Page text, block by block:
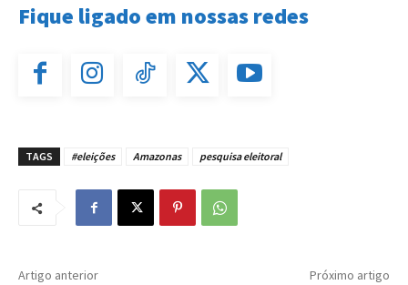
Fique ligado em nossas redes
TAGS #eleições Amazonas pesquisa eleitoral
Artigo anterior Próximo artigo